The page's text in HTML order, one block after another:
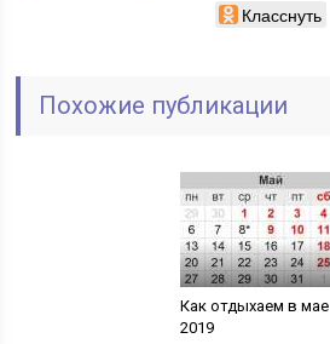
Класснуть
Похожие публикации
Как отдыхаем в мае
2019